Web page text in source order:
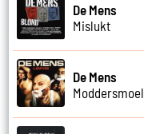
De Mens
Mislukt
De Mens
Moddersmoel